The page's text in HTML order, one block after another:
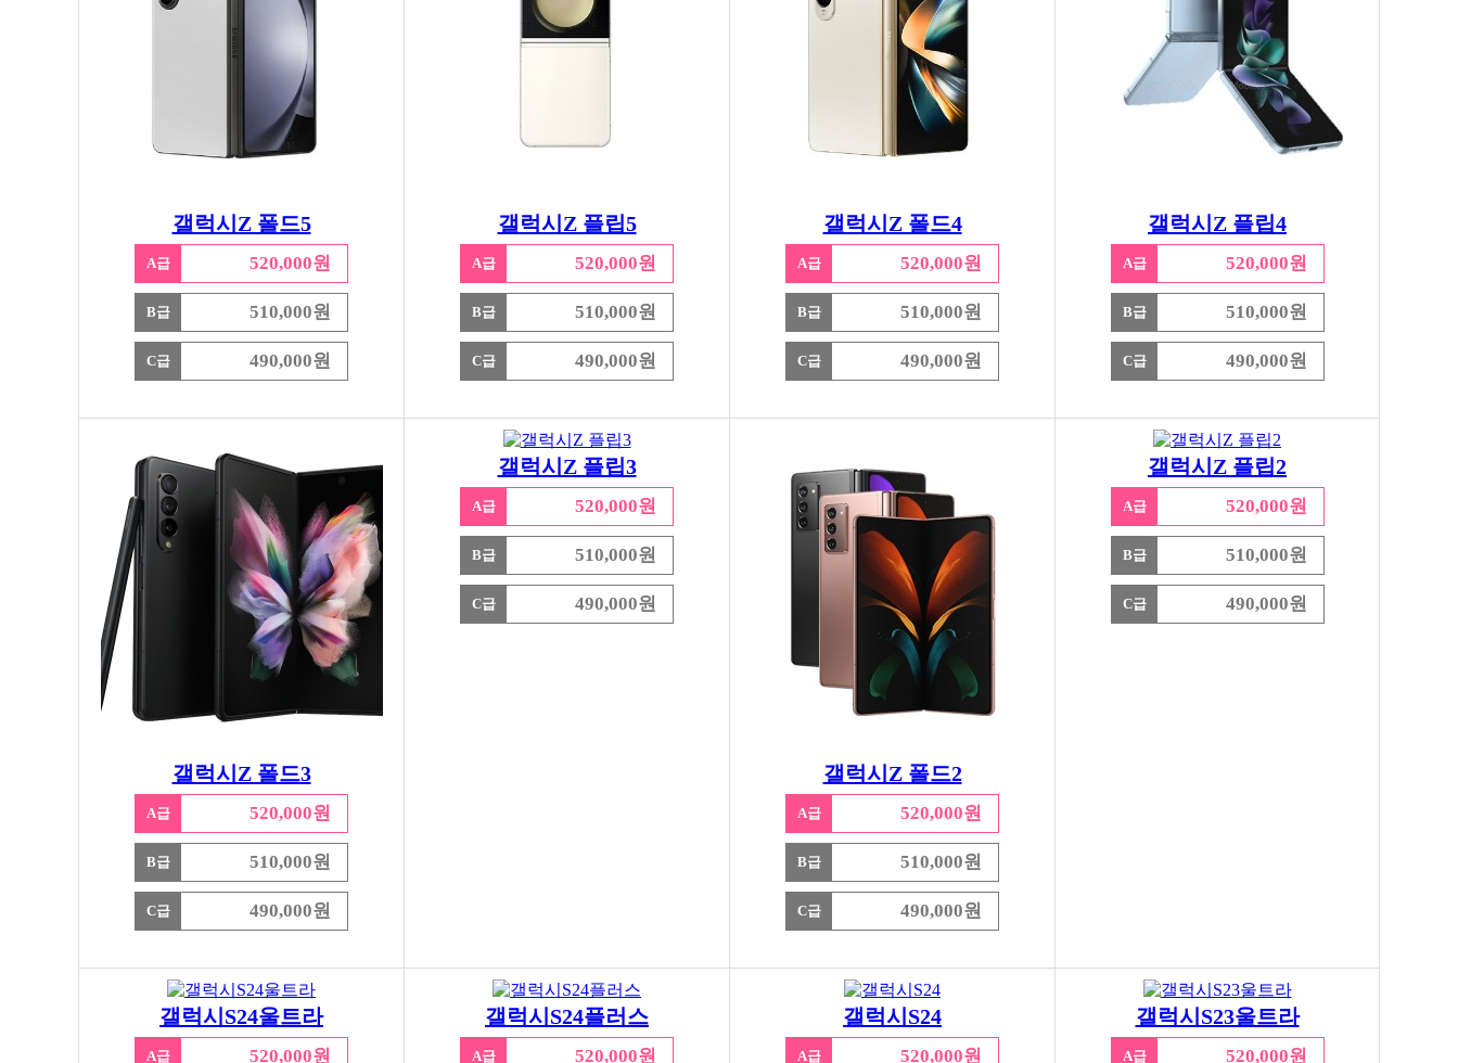
갤럭시Z 폴드5
A급 520,000원
B급 510,000원
C급 490,000원
갤럭시Z 플립5
A급 520,000원
B급 510,000원
C급 490,000원
갤럭시Z 폴드4
A급 520,000원
B급 510,000원
C급 490,000원
갤럭시Z 플립4
A급 520,000원
B급 510,000원
C급 490,000원
갤럭시Z 폴드3
A급 520,000원
B급 510,000원
C급 490,000원
갤럭시Z 플립3
A급 520,000원
B급 510,000원
C급 490,000원
갤럭시Z 폴드2
A급 520,000원
B급 510,000원
C급 490,000원
갤럭시Z 플립2
A급 520,000원
B급 510,000원
C급 490,000원
갤럭시S24울트라
A급 520,000원
갤럭시S24플러스
A급 520,000원
갤럭시S24
A급 520,000원
갤럭시S23울트라
A급 520,000원